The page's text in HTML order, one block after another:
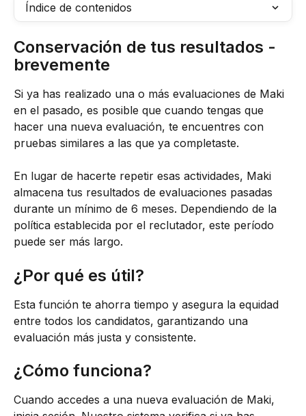
Índice de contenidos
Conservación de tus resultados -
brevemente
Si ya has realizado una o más evaluaciones de Maki
en el pasado, es posible que cuando tengas que
hacer una nueva evaluación, te encuentres con
pruebas similares a las que ya completaste.
En lugar de hacerte repetir esas actividades, Maki
almacena tus resultados de evaluaciones pasadas
durante un mínimo de 6 meses. Dependiendo de la
política establecida por el reclutador, este período
puede ser más largo.
¿Por qué es útil?
Esta función te ahorra tiempo y asegura la equidad
entre todos los candidatos, garantizando una
evaluación más justa y consistente.
¿Cómo funciona?
Cuando accedes a una nueva evaluación de Maki,